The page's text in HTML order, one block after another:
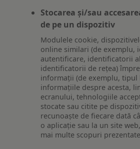
Stocarea și/sau
de pe un dispozitiv
Modulele cookie,
online similari (de exemplu,
autentificare, identificatorii
identificatorii de rețea)
informații (de exemplu, tipul
informațiile despre acesta,
ecranului, tehnologiile
stocate sau citite pe
recunoaște de fiecare dată
o aplicație sau la un site
mai multe scopuri